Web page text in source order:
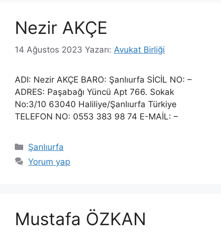
Nezir AKÇE
14 Ağustos 2023 Yazarı: Avukat Birliği
ADI: Nezir AKÇE BARO: Şanlıurfa SİCİL NO: –
ADRES: Paşabağı Yüncü Apt 766. Sokak
No:3/10 63040 Haliliye/Şanlıurfa Türkiye
TELEFON NO: 0553 383 98 74 E-MAİL: –
Kategoriler
Şanlıurfa
Yorum yap
Mustafa ÖZKAN